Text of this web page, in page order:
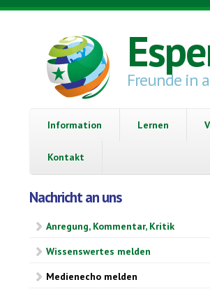
Direkt zum Inhalt
Freunde in
Information Lernen
Kontakt
Nachricht an uns
Anregung, Kommentar, Kritik
Wissenswertes melden
Medienecho melden